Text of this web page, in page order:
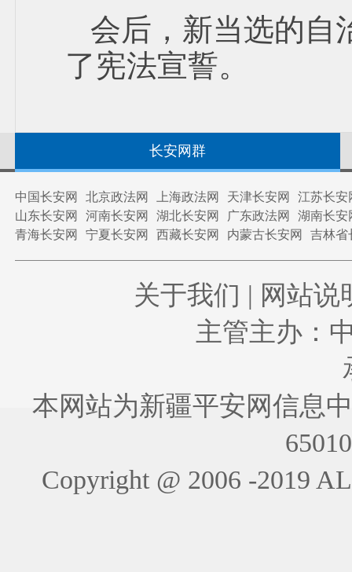
会后，新当选的自
了宪法宣誓。
长安网群
中国长安网 北京政法网 上海政法网 天津长安网
江苏长安
山东长安网
河南长安网 湖北长安网 广东政法网
湖南长安
青海长安网
宁夏长安网 西藏长安网 内蒙古长安网 吉林省
关于我们 | 网站说
主管主办：
本网站为新疆平安网信息
Copyright @ 2006 -2019